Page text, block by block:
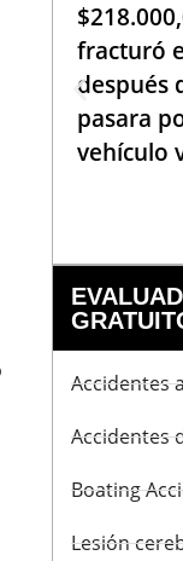
fracturó
después
pasara
vehículo
Accidentes
Accidentes
Boating
Lesión